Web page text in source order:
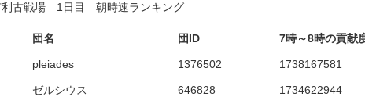
利古戦場 1日目 朝時速ランキング
団名 団ID 7時～8時の貢献
pleiades 1376502 1738167581
ゼルシウス 646828 1734622944